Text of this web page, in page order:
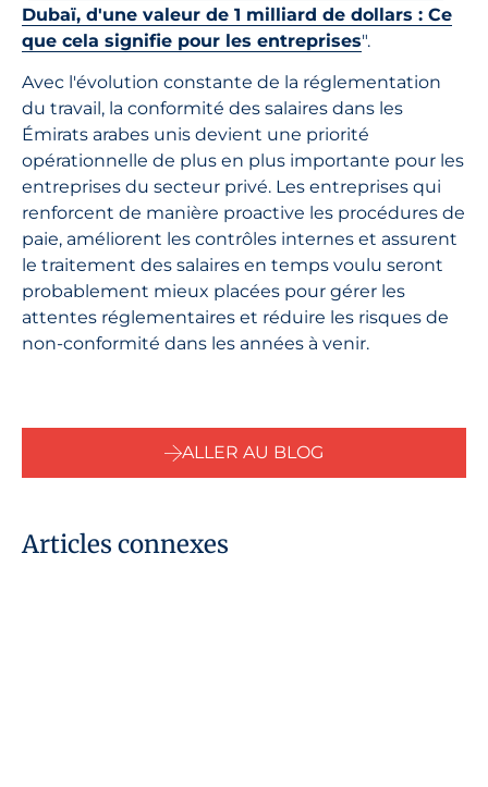
Dubaï, d'une valeur de 1 milliard de dollars : Ce
que cela signifie pour les entreprises".
Avec l'évolution constante de la réglementation
du travail, la conformité des salaires dans les
Émirats arabes unis devient une priorité
opérationnelle de plus en plus importante pour les
entreprises du secteur privé. Les entreprises qui
renforcent de manière proactive les procédures de
paie, améliorent les contrôles internes et assurent
le traitement des salaires en temps voulu seront
probablement mieux placées pour gérer les
attentes réglementaires et réduire les risques de
non-conformité dans les années à venir.
ALLER AU BLOG
Articles connexes